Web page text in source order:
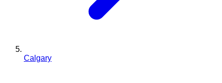
Calgary